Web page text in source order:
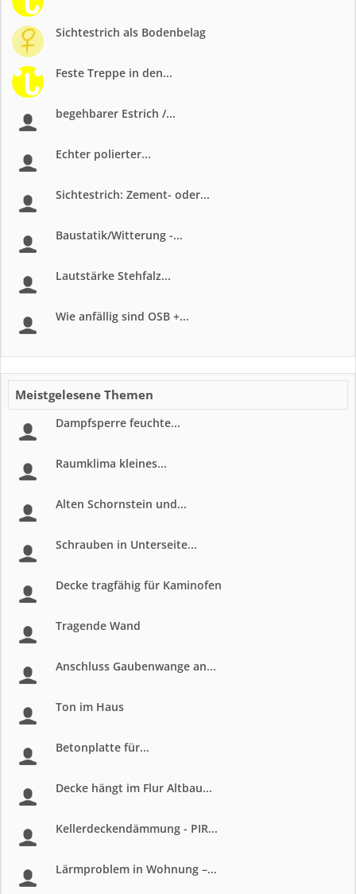
Sichtestrich als Bodenbelag
Feste Treppe in den...
begehbarer Estrich /...
Echter polierter...
Sichtestrich: Zement- oder...
Baustatik/Witterung -...
Lautstärke Stehfalz...
Wie anfällig sind OSB +...
Meistgelesene Themen
Dampfsperre feuchte...
Raumklima kleines...
Alten Schornstein und...
Schrauben in Unterseite...
Decke tragfähig für Kaminofen
Tragende Wand
Anschluss Gaubenwange an...
Ton im Haus
Betonplatte für...
Decke hängt im Flur Altbau...
Kellerdeckendämmung - PIR...
Lärmproblem in Wohnung –...